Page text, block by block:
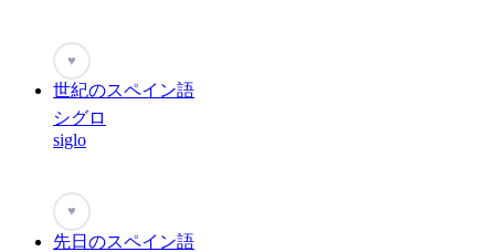
♥
世紀のスペイン語
シグロ
siglo
♥
先日のスペイン語